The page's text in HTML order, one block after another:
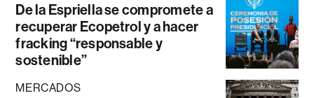
De la Espriella se compromete a
recuperar Ecopetrol y a hacer
fracking “responsable y
sostenible”
MERCADOS